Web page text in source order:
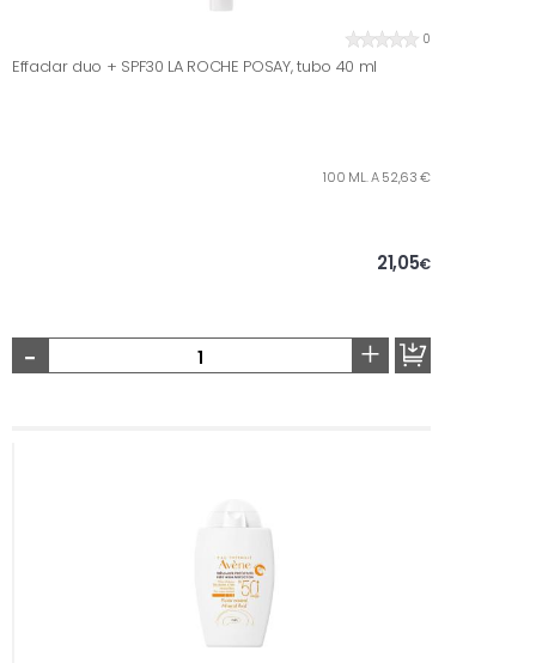
0
Effaclar duo + SPF30 LA ROCHE POSAY, tubo 40 ml
100 ML. A 52,63 €
21,05€
- +